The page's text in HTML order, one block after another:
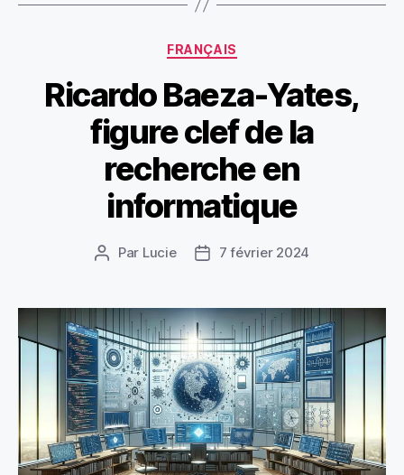
Catégories
FRANÇAIS
Ricardo Baeza-Yates,
figure clef de la
recherche en
informatique
Auteur
Par Lucie
Date7 février 2024